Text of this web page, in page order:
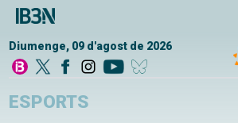
Diumenge, 09 d'agost de 2026
ESPORTS